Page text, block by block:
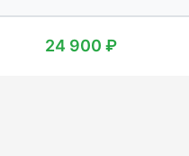
24 900 ₽